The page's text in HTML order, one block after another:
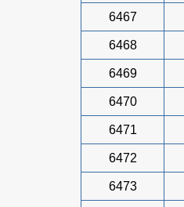
6467
6468
6469
6470
6471
6472
6473